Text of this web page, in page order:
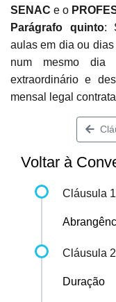
SENAC e o
Parágrafo quinto:
aulas em dia ou
num mesmo dia
extraordinário e
mensal legal
Voltar à
Cláusula 1
Cláusula 2
Duração